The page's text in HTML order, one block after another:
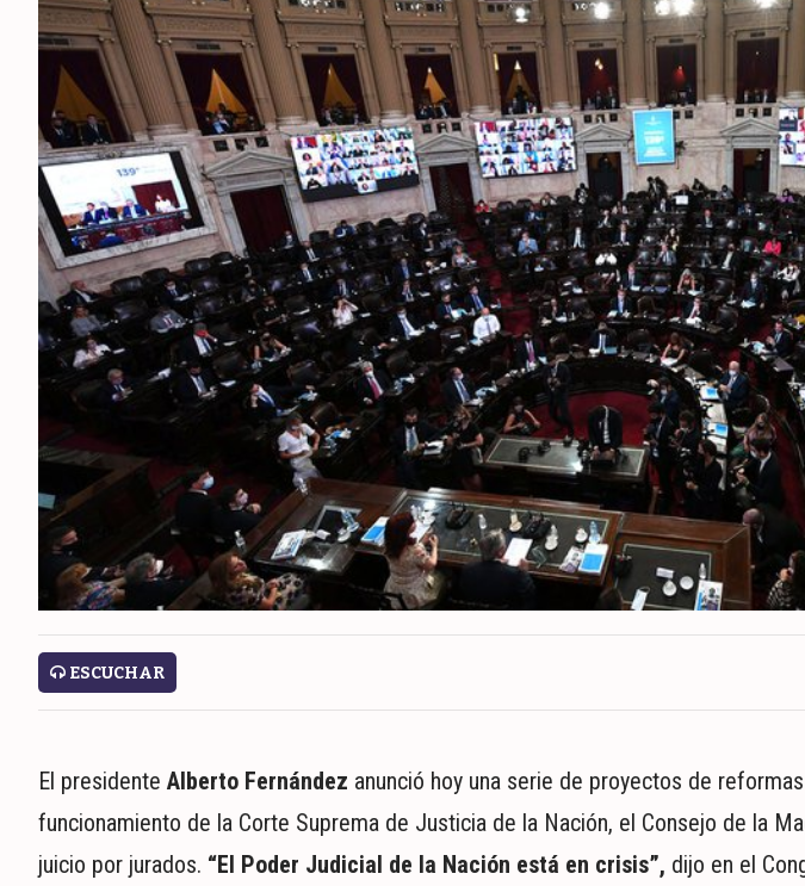
DEPORTES
ESPECTÁCULOS
NACIONALES
REGIONALES
SOCIEDAD
SALUD
SERVICIOS
ECONOMÍA
POLÍTICA
POLICIALES
NACIONALES
REGIONALES
SOCIEDAD
ESCUCHAR
El presidente Alberto Fernández anunció hoy una serie de proyectos de
funcionamiento de la Corte Suprema de Justicia de la Nación, el Consejo de la
juicio por jurados. “El Poder Judicial de la Nación está en crisis”, dijo en el